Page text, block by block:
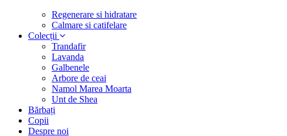
Regenerare si hidratare
Calmare si catifelare
Colecții
Trandafir
Lavanda
Galbenele
Arbore de ceai
Namol Marea Moarta
Unt de Shea
Bărbați
Copii
Despre noi